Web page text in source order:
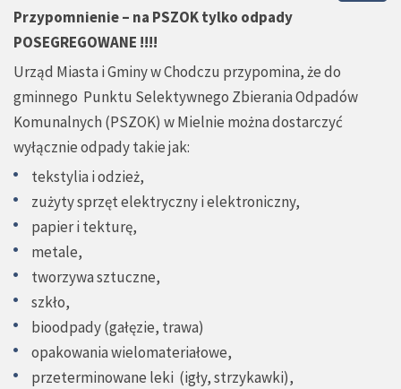
Przypomnienie – na PSZOK tylko odpady
POSEGREGOWANE !!!!
Urząd Miasta i Gminy w Chodczu przypomina, że do
gminnego Punktu Selektywnego Zbierania Odpadów
Komunalnych (PSZOK) w Mielnie można dostarczyć
wyłącznie odpady takie jak:
tekstylia i odzież,
zużyty sprzęt elektryczny i elektroniczny,
papier i tekturę,
metale,
tworzywa sztuczne,
szkło,
bioodpady (gałęzie, trawa)
opakowania wielomateriałowe,
przeterminowane leki (igły, strzykawki),